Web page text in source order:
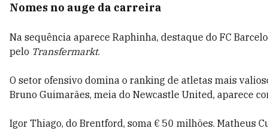
Nomes no auge da carreira
Na sequência aparece Raphinha, destaque do FC
pelo Transfermarkt.
O setor ofensivo domina o ranking de atletas mais
Bruno Guimarães, meia do Newcastle United, aparece
Igor Thiago, do Brentford, soma € 50 milhões. Matheus